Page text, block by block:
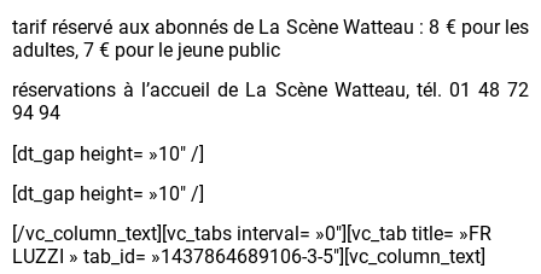
tarif réservé aux abonnés de La Scène Watteau : 8 € pour les
adultes, 7 € pour le jeune public
réservations à l’accueil de La Scène Watteau, tél. 01 48 72
94 94
[dt_gap height= »10″ /]
[dt_gap height= »10″ /]
[/vc_column_text][vc_tabs interval= »0″][vc_tab title= »FR
LUZZI » tab_id= »1437864689106-3-5″][vc_column_text]